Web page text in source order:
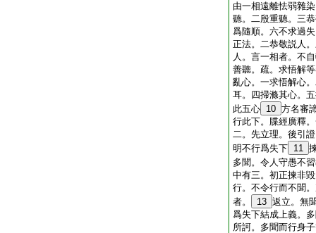
由一相遠離怯弱雜
聽。二殷重聽。三
爲隨順。六不求過
正法。二恭敬説人
人。言一相者。不
善聽。疏。求悟解
亂心。一求悟解心
耳。四掃滌其心。
此五心 10 方名審
行此下。牒經廣釋
二。先立理。後引
明不行爲失下 11
多聞。令人守愚不
中有三。初正揀非
行。不令行而不聞
者。
13 返立。無
爲失下結成上義。
所訶。多聞而行身